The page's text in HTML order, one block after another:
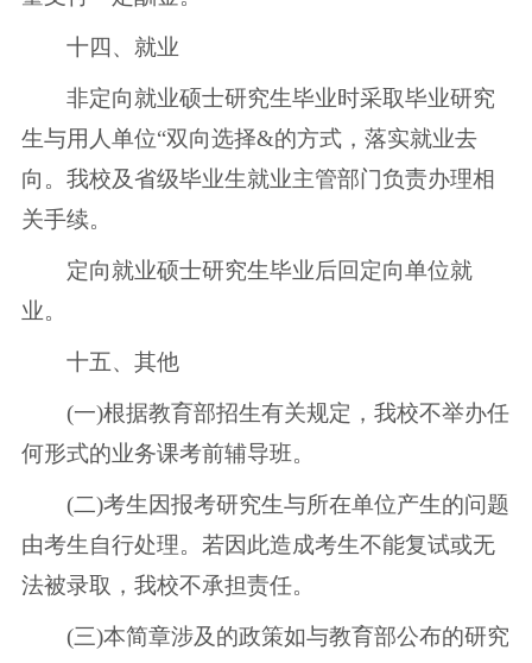
十四、就业
非定向就业硕士研究生毕业时采取毕业研究
生与用人单位“双向选择&的方式，落实就业去
向。我校及省级毕业生就业主管部门负责办理相
关手续。
定向就业硕士研究生毕业后回定向单位就
业。
十五、其他
(一)根据教育部招生有关规定，我校不举办任
何形式的业务课考前辅导班。
(二)考生因报考研究生与所在单位产生的问题
由考生自行处理。若因此造成考生不能复试或无
法被录取，我校不承担责任。
(三)本简章涉及的政策如与教育部公布的研究